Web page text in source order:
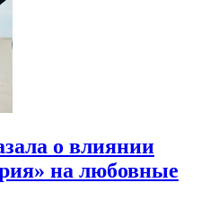
о влиянии
на любовные